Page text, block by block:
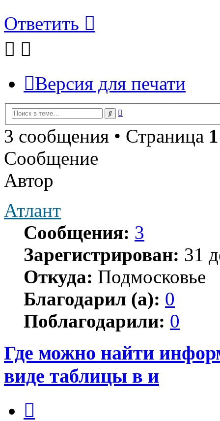
Ответить
Версия для печати
Поиск
3 сообщения • Страница 1
Сообщение
Автор
Атлант
Сообщения: 3
Зарегистрирован: 31
Откуда: Подмосковье
Благодарил (а): 0
Поблагодарили: 0
Где можно найти
виде таблицы в и